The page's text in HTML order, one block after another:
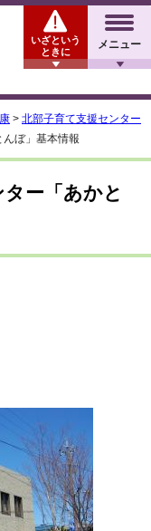
メニュー
いざという
ときに
> 北部子育て支援センター
ぼ」基本情報
ー「あかと